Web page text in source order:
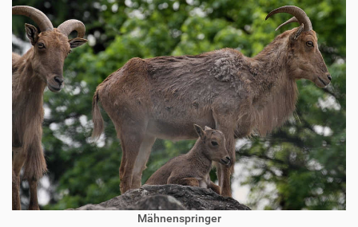
Mähnenspringer